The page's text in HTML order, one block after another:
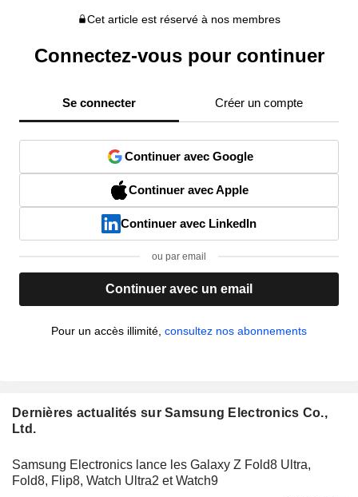
Cet article est réservé à nos membres
Connectez-vous pour continuer
Se connecter Créer un compte
Continuer avec Google
Continuer avec Apple
Continuer avec LinkedIn
ou par email
Continuer avec un email
Pour un accès illimité, consultez nos abonnements
Dernières actualités sur Samsung Electronics Co.,
Ltd.
Samsung Electronics lance les Galaxy Z Fold8 Ultra,
Fold8, Flip8, Watch Ultra2 et Watch9